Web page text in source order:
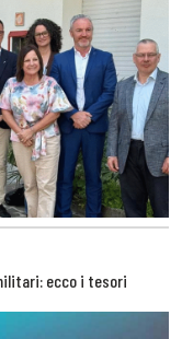
ecco i tesori